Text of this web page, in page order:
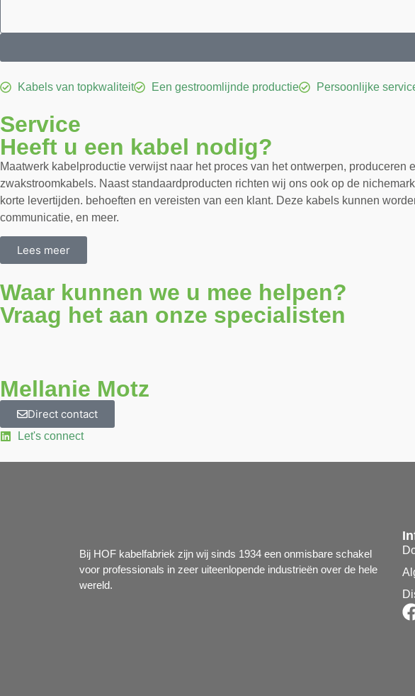
Kabels van topkwaliteit Een gestroomlijnde productie Persoonlijke
Service
Heeft u een kabel nodig?
Maatwerk kabelproductie verwijst naar het proces van het ontwerpen,
zwakstroomkabels. Naast standaardproducten richten wij ons ook op de
korte levertijden. behoeften en vereisten van een klant. Deze kabels kunnen
communicatie, en meer.
Lees meer
Waar kunnen we u mee helpen?
Vraag het aan onze specialisten
Mellanie Motz
Direct contact
Let's connect
Bij HOF kabelfabriek zijn wij sinds 1934 een onmisbare schakel
voor professionals in zeer uiteenlopende industrieën over de hele
wereld.